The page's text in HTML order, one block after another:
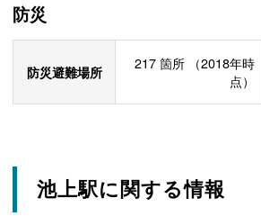
防災
防災避難場所 217 箇所
（2018年時
点）
池上駅に関する情報